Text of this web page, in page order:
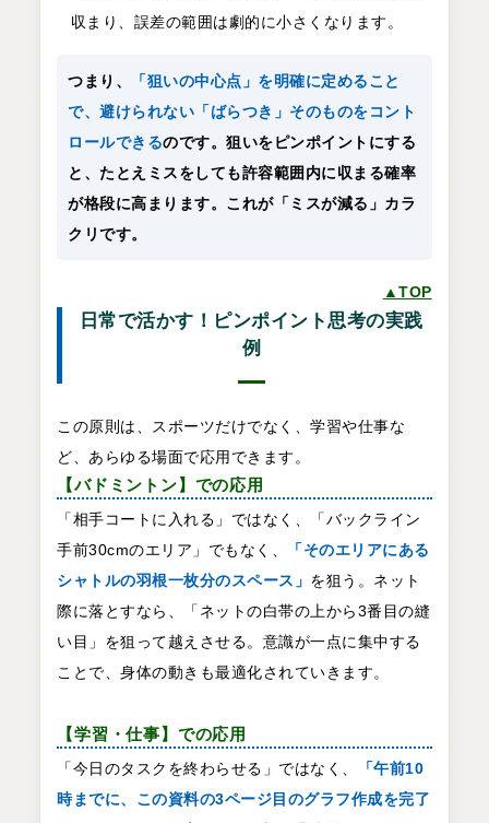
収まり、誤差の範囲は劇的に小さくなります。
つまり、
「狙いの中心点」を明確に定めること
で、避けられない「ばらつき」そのものをコント
ロールできるのです。狙いをピンポイントにする
と、たとえミスをしても許容範囲内に収まる確率
が格段に高まります。これが「ミスが減る」カラ
クリです。
▲TOP
日常で活かす！ピンポイント思考の実践
例
この原則は、スポーツだけでなく、学習や仕事な
ど、あらゆる場面で応用できます。
【バドミントン】での応用
「相手コートに入れる」ではなく、「バックライン
手前30cmのエリア」でもなく、
「そのエリアにある
シャトルの羽根一枚分のスペース」 を狙う。ネット
際に落とすなら、「ネットの白帯の上から3番目の縫
い目」を狙って越えさせる。意識が一点に集中する
ことで、身体の動きも最適化されていきます。
【学習・仕事】での応用
「今日のタスクを終わらせる」ではなく、
「午前10
時までに、この資料の3ページ目のグラフ作成を完了